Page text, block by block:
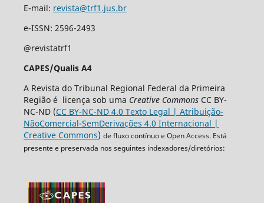
E-mail: revista@trf1.jus.br
e-ISSN: 2596-2493
@revistatrf1
CAPES/Qualis A4
A Revista do Tribunal Regional Federal da Primeira
Região é licença sob uma Creative CommonsCC BY-
NC-ND (CC BY-NC-ND 4.0 Texto Legal | Atribuição-
NãoComercial-SemDerivações 4.0 Internacional |
Creative Commons) de fluxo contínuo e Open Access. Está
presente e preservada nos seguintes indexadores/diretórios: